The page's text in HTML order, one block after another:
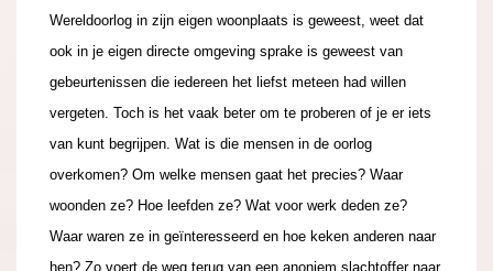
Wereldoorlog in zijn eigen woonplaats is geweest, weet dat
ook in je eigen directe omgeving sprake is geweest van
gebeurtenissen die iedereen het liefst meteen had willen
vergeten. Toch is het vaak beter om te proberen of je er iets
van kunt begrijpen. Wat is die mensen in de oorlog
overkomen? Om welke mensen gaat het precies? Waar
woonden ze? Hoe leefden ze? Wat voor werk deden ze?
Waar waren ze in geïnteresseerd en hoe keken anderen naar
hen? Zo voert de weg terug van een anoniem slachtoffer naar